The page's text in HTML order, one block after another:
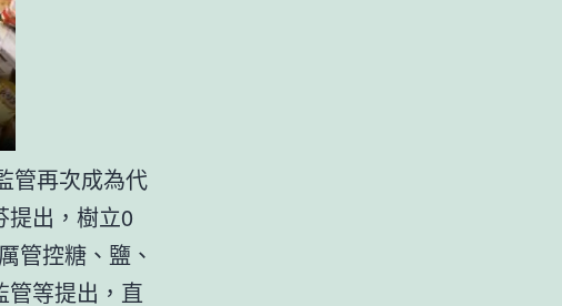
管再次成為代
提出，樹立0
管控糖、鹽、
管等提出，直